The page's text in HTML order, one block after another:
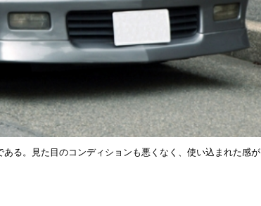
る。見た目のコンディションも悪くなく、使い込まれた感が